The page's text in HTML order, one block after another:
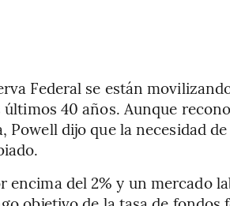
Federal se están
40 años. Aunque
Powell dijo que la necesidad
encima del 2% y un mercado